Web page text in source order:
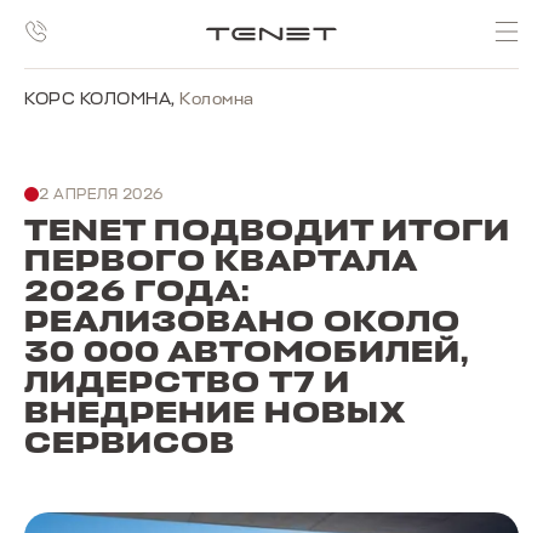
КОРС КОЛОМНА, Коломна
2 АПРЕЛЯ 2026
TENET ПОДВОДИТ ИТОГИ
ПЕРВОГО КВАРТАЛА
2026 ГОДА:
РЕАЛИЗОВАНО ОКОЛО
30 000 АВТОМОБИЛЕЙ,
ЛИДЕРСТВО T7 И
ВНЕДРЕНИЕ НОВЫХ
СЕРВИСОВ